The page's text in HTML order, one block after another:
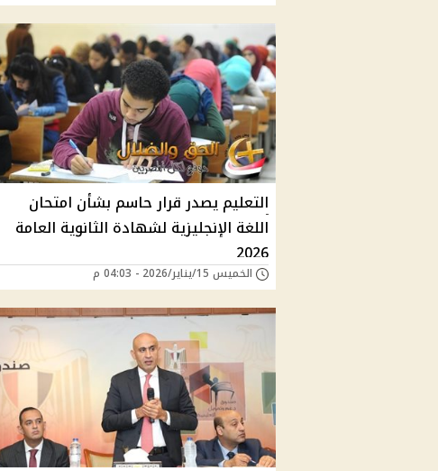
التعليم يصدر قرار حاسم بشأن امتحان
اللغة الإنجليزية لشهادة الثانوية العامة
2026
الخميس 15/يناير/2026 - 04:03 م